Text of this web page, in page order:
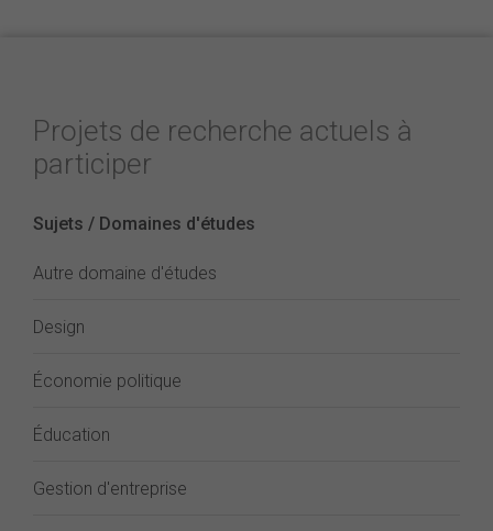
Projets de recherche actuels à
participer
Sujets / Domaines d'études
Autre domaine d'études
Design
Économie politique
Éducation
Gestion d'entreprise